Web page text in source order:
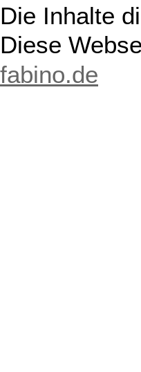
Die Inhalte
Diese
fabino.de